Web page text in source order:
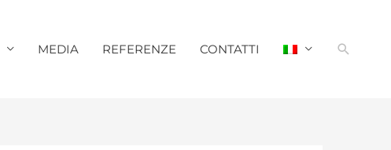
MEDIA REFERENZE CONTATTI Cerca